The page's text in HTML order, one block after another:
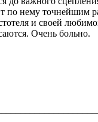
по нему точнейшим
и своей
Очень больно.